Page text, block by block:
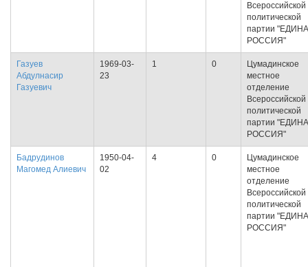
Всероссийской
политической
партии
РОССИЯ"
Газуев
Абдулнасир
Газуевич
1969-03-
23
1 0
Цумадинское
местное
отделение
Всероссийской
политической
партии
РОССИЯ"
Бадрудинов
Магомед Алиевич
1950-04-
02
4 0
Цумадинское
местное
отделение
Всероссийской
политической
партии
РОССИЯ"